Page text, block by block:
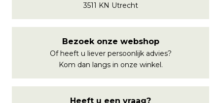
3511 KN Utrecht
Bezoek onze webshop
Of heeft u liever persoonlijk advies?
Kom dan langs in onze winkel.
Heeft u een vraag?